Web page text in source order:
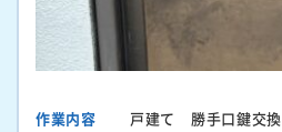
作業内容
戸建て 勝手口鍵交換